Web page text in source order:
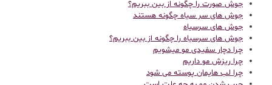
جوش صورت را چگونه از بین ببریم؟
جوش های سر سیاه چگونه هستند
جوش های سرسیاه
جوش های سرسیاه را چگونه از بین ببریم؟
چرا دچار سفیدی مو میشویم
چرا ریزش مو داریم
چرا لب هایمان پوسته می شود